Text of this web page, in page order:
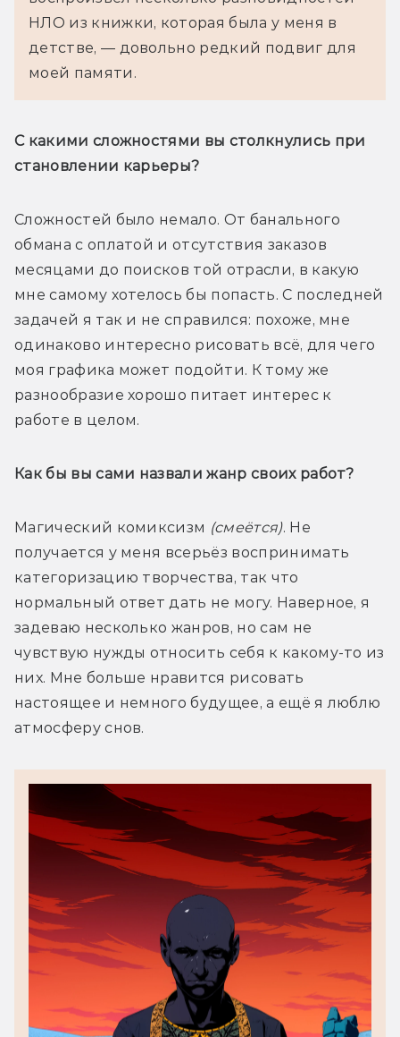
НЛО из книжки, которая была у меня в
детстве, — довольно редкий подвиг для
моей памяти.
С какими сложностями вы столкнулись при
становлении карьеры?
Сложностей было немало. От банального
обмана с оплатой и отсутствия заказов
месяцами до поисков той отрасли, в какую
мне самому хотелось бы попасть. С последней
задачей я так и не справился: похоже, мне
одинаково интересно рисовать всё, для чего
моя графика может подойти. К тому же
разнообразие хорошо питает интерес к
работе в целом.
Как бы вы сами назвали жанр своих работ?
Магический комиксизм (смеётся). Не
получается у меня всерьёз воспринимать
категоризацию творчества, так что
нормальный ответ дать не могу. Наверное, я
задеваю несколько жанров, но сам не
чувствую нужды относить себя к какому-то из
них. Мне больше нравится рисовать
настоящее и немного будущее, а ещё я люблю
атмосферу снов.